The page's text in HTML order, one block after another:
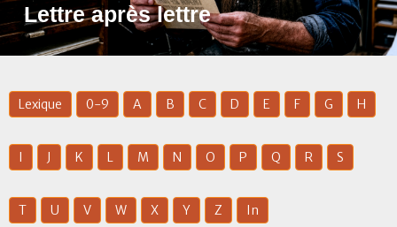
Lettre après lettre
Lexique 0-9 A B C D E F G H
I J K L M N O P Q R S
T U V W X Y Z In